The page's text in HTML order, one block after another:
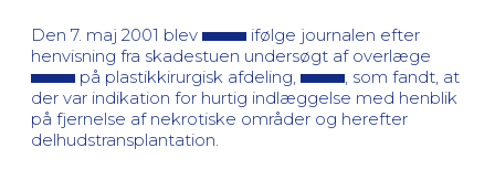
Den 7. maj 2001 blev
ifølge journalen efter
henvisning fra skadestuen undersøgt af overlæge
på plastikkirurgisk afdeling,
, som fandt, at
der var indikation for hurtig indlæggelse med henblik
på fjernelse af nekrotiske områder og herefter
delhudstransplantation.